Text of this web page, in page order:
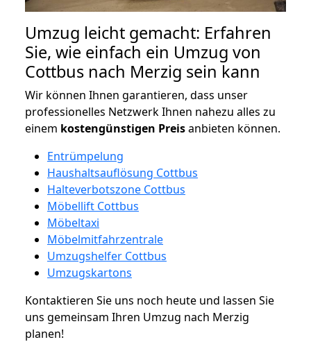
Umzug leicht gemacht: Erfahren
Sie, wie einfach ein Umzug von
Cottbus nach Merzig sein kann
Wir können Ihnen garantieren, dass unser
professionelles Netzwerk Ihnen nahezu alles zu
einem kostengünstigen Preisanbieten können.
Entrümpelung
Haushaltsauflösung Cottbus
Halteverbotszone Cottbus
Möbellift Cottbus
Möbeltaxi
Möbelmitfahrzentrale
Umzugshelfer Cottbus
Umzugskartons
Kontaktieren Sie uns noch heute und lassen Sie
uns gemeinsam Ihren Umzug nach Merzig
planen!